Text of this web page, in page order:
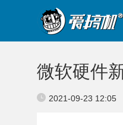
微软硬件
2021-09-23 12:05